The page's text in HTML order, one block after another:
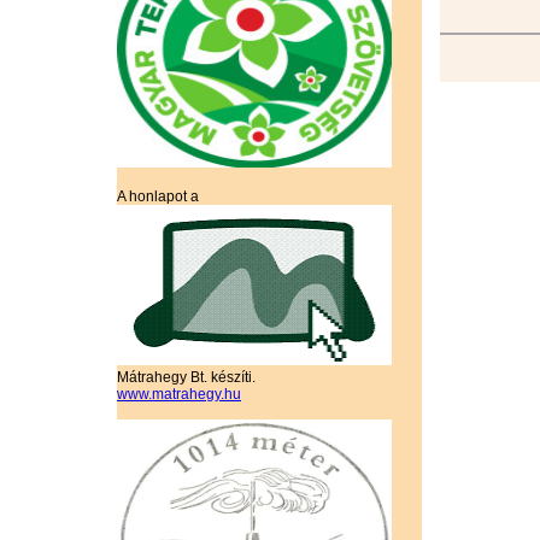
A honlapot a
Mátrahegy Bt. készíti.
www.matrahegy.hu